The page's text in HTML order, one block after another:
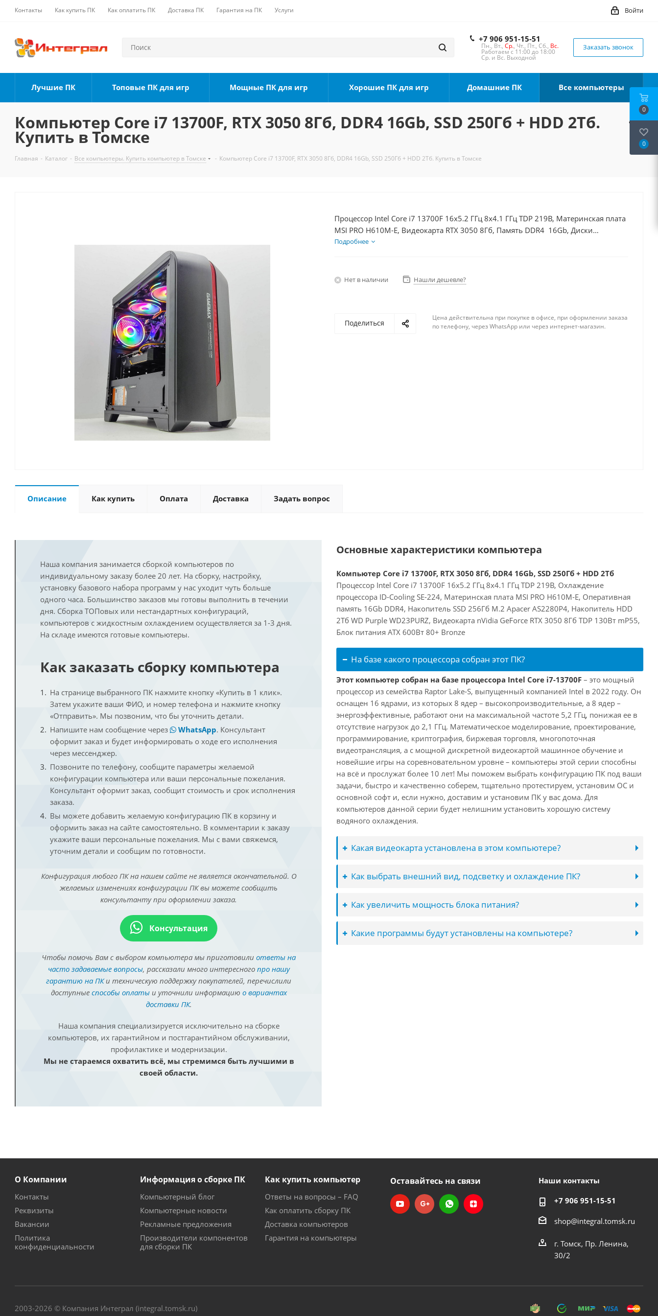
Контакты Как купить ПК Как оплатить ПК Доставка ПК Гарантия на ПК Услуги Войти
+7 906 951-15-51
Пн., Вт., Ср., Чт., Пт., Сб., Вс.
Работаем с 11:00 до 18:00
Ср. и Вс. Выходной
Заказать звонок
Лучшие ПК Топовые ПК для игр Мощные ПК для игр Хорошие ПК для игр Домашние ПК Все компьютеры
Компьютер Core i7 13700F, RTX 3050 8Гб, DDR4 16Gb, SSD 250Гб + HDD 2Тб.
Купить в Томске
Главная - Каталог - Все компьютеры. Купить компьютер в Томске - Компьютер Core i7 13700F, RTX 3050 8Гб, DDR4 16Gb, SSD 250Гб + HDD 2Тб. Купить в Томске
Процессор Intel Core i7 13700F 16x5.2 ГГц 8x4.1 ГГц TDP 219В, Материнская плата
MSI PRO H610M-E, Видеокарта RTX 3050 8Гб, Память DDR4 16Gb, Диски
SSD 250Гб + HDD 2Тб, БП 600Вт
Подробнее
Нет в наличии Нашли дешевле?
Поделиться
Цена действительна при покупке в офисе, при оформлении заказа
по телефону, через WhatsApp или через интернет-магазин.
Описание Как купить Оплата Доставка Задать вопрос
Наша компания занимается сборкой компьютеров по
индивидуальному заказу более 20 лет. На сборку, настройку,
установку базового набора программ у нас уходит чуть больше
одного часа. Большинство заказов мы готовы выполнить в течении
дня. Сборка ТОПовых или нестандартных конфигураций,
компьютеров с жидкостным охлаждением осуществляется за 1-3 дня.
На складе имеются готовые компьютеры.
Как заказать сборку компьютера
На странице выбранного ПК нажмите кнопку «Купить в 1 клик».
Затем укажите ваши ФИО, и номер телефона и нажмите кнопку
«Отправить». Мы позвоним, что бы уточнить детали.
Напишите нам сообщение через
WhatsApp. Консультант
оформит заказ и будет информировать о ходе его исполнения
через мессенджер.
Позвоните по телефону, сообщите параметры желаемой
конфигурации компьютера или ваши персональные пожелания.
Консультант оформит заказ, сообщит стоимость и срок исполнения
заказа.
Вы можете добавить желаемую конфигурацию ПК в корзину и
оформить заказ на сайте самостоятельно. В комментарии к заказу
укажите ваши персональные пожелания. Мы с вами свяжемся,
уточним детали и сообщим по готовности.
Конфигурация любого ПК на нашем сайте не является окончательной. О
желаемых изменениях конфигурации ПК вы можете сообщить
консультанту при оформлении заказа.
Консультация
Чтобы помочь Вам с выбором компьютера мы приготовили ответы на
часто задаваемые вопросы, рассказали много интересного про нашу
гарантию на ПКи техническую поддержку покупателей, перечислили
доступные способы оплатыи уточнили информацию о вариантах
доставки ПК.
Наша компания специализируется исключительно на сборке
компьютеров, их гарантийном и постгарантийном обслуживании,
профилактике и модернизации.
Мы не стараемся охватить всё, мы стремимся быть лучшими в
своей области.
Основные характеристики компьютера
Компьютер Core i7 13700F, RTX 3050 8Гб, DDR4 16Gb, SSD 250Гб + HDD 2Тб
Процессор Intel Core i7 13700F 16x5.2 ГГц 8x4.1 ГГц TDP 219В, Охлаждение
процессора ID-Cooling SE-224, Материнская плата MSI PRO H610M-E, Оперативная
память 16Gb DDR4, Накопитель SSD 256Гб M.2 Apacer AS2280P4, Накопитель HDD
2Тб WD Purple WD23PURZ, Видеокарта nVidia GeForce RTX 3050 8Гб TDP 130Вт mP55,
Блок питания ATX 600Вт 80+ Bronze
На базе какого процессора собран этот ПК?
Этот компьютер собран на базе процессора Intel Core i7-13700F – это мощный
процессор из семейства Raptor Lake-S, выпущенный компанией Intel в 2022 году. Он
оснащен 16 ядрами, из которых 8 ядер – высокопроизводительные, а 8 ядер –
энергоэффективные, работают они на максимальной частоте 5,2 ГГц, понижая ее в
отсутствие нагрузок до 2,1 ГГц. Математическое моделирование, проектирование,
программирование, криптография, биржевая торговля, многопоточная
видеотрансляция, а с мощной дискретной видеокартой машинное обучение и
новейшие игры на соревновательном уровне – компьютеры этой серии способны
на всё и прослужат более 10 лет! Мы поможем выбрать конфигурацию ПК под ваши
задачи, быстро и качественно соберем, тщательно протестируем, установим ОС и
основной софт и, если нужно, доставим и установим ПК у вас дома. Для
компьютеров данной серии будет нелишним установить хорошую систему
водяного охлаждения.
Какая видеокарта установлена в этом компьютере?
Как выбрать внешний вид, подсветку и охлаждение ПК?
Как увеличить мощность блока питания?
Какие программы будут установлены на компьютере?
О Компании
Контакты
Реквизиты
Вакансии
Политика
конфиденциальности
Информация о сборке ПК
Компьютерный блог
Компьютерные новости
Рекламные предложения
Производители компонентов
для сборки ПК
Как купить компьютер
Ответы на вопросы – FAQ
Как оплатить сборку ПК
Доставка компьютеров
Гарантия на компьютеры
Оставайтесь на связи Наши контакты
+7 906 951-15-51
shop@integral.tomsk.ru
г. Томск, Пр. Ленина,
30/2
2003-2026 © Компания Интеграл (integral.tomsk.ru)
0
0